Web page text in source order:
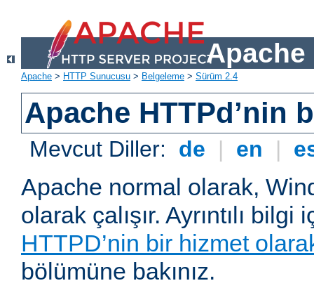
Apache
Apache > HTTP Sunucusu > Belgeleme > Sürüm 2.4
Apache HTTPd’nin
Mevcut Diller: de | en |
Apache normal olarak,
olarak çalışır. Ayrıntılı bilgi
HTTPD’nin bir hizmet olarak
bölümüne bakınız.